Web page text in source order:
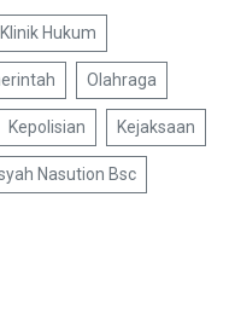
Klinik Hukum
Olahraga
Kepolisian Kejaksaan
Nasution Bsc